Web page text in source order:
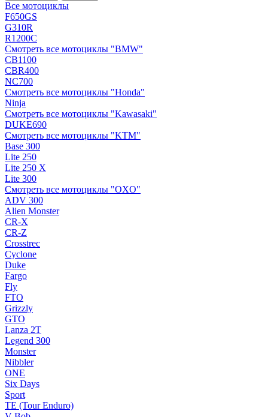
Все мотоциклы
F650GS
G310R
R1200C
Смотреть все мотоциклы "BMW"
CB1100
CBR400
NC700
Смотреть все мотоциклы "Honda"
Ninja
Смотреть все мотоциклы "Kawasaki"
DUKE690
Смотреть все мотоциклы "KTM"
Base 300
Lite 250
Lite 250 X
Lite 300
Смотреть все мотоциклы "OXO"
ADV 300
Alien Monster
CR-X
CR-Z
Crosstrec
Cyclone
Duke
Fargo
Fly
FTO
Grizzly
GTO
Lanza 2T
Legend 300
Monster
Nibbler
ONE
Six Days
Sport
TE (Tour Enduro)